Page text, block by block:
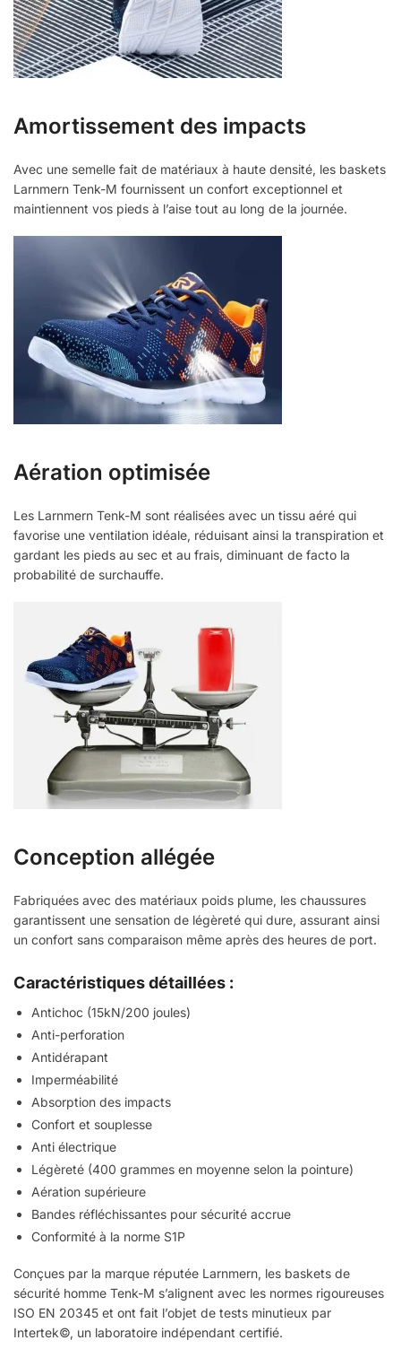
Amortissement des impacts
Avec une semelle fait de matériaux à haute densité, les baskets
Larnmern Tenk-M fournissent un confort exceptionnel et
maintiennent vos pieds à l’aise tout au long de la journée.
Aération optimisée
Les Larnmern Tenk-M sont réalisées avec un tissu aéré qui
favorise une ventilation idéale, réduisant ainsi la transpiration et
gardant les pieds au sec et au frais, diminuant de facto la
probabilité de surchauffe.
Conception allégée
Fabriquées avec des matériaux poids plume, les chaussures
garantissent une sensation de légèreté qui dure, assurant ainsi
un confort sans comparaison même après des heures de port.
Caractéristiques détaillées :
Antichoc (15kN/200 joules)
Anti-perforation
Antidérapant
Imperméabilité
Absorption des impacts
Confort et souplesse
Anti électrique
Légèreté (400 grammes en moyenne selon la pointure)
Aération supérieure
Bandes réfléchissantes pour sécurité accrue
Conformité à la norme S1P
Conçues par la marque réputée Larnmern, les baskets de
sécurité homme Tenk-M s’alignent avec les normes rigoureuses
ISO EN 20345 et ont fait l’objet de tests minutieux par
Intertek©, un laboratoire indépendant certifié.